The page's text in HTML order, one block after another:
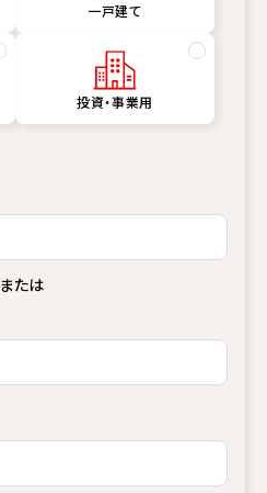
一戸建て
投資・事業用
または